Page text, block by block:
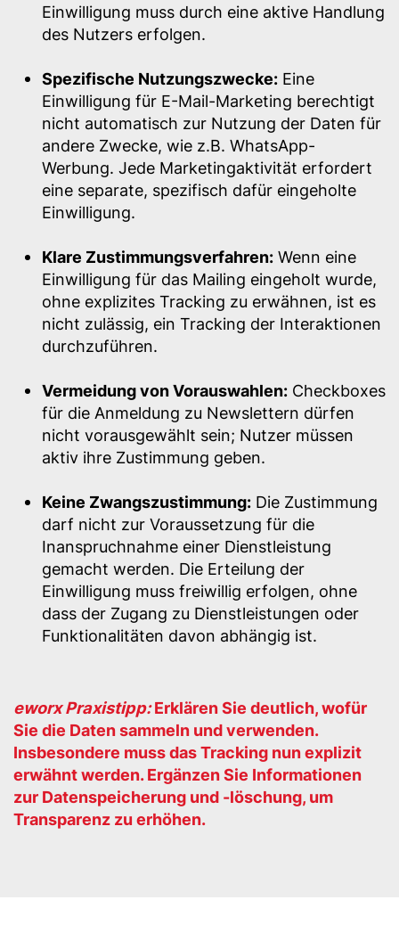
Einwilligung muss durch eine aktive Handlung
des Nutzers erfolgen.
Spezifische Nutzungszwecke: Eine
Einwilligung für E-Mail-Marketing berechtigt
nicht automatisch zur Nutzung der Daten für
andere Zwecke, wie z.B. WhatsApp-
Werbung. Jede Marketingaktivität erfordert
eine separate, spezifisch dafür eingeholte
Einwilligung.
Klare Zustimmungsverfahren: Wenn eine
Einwilligung für das Mailing eingeholt wurde,
ohne explizites Tracking zu erwähnen, ist es
nicht zulässig, ein Tracking der Interaktionen
durchzuführen.
Vermeidung von Vorauswahlen: Checkboxes
für die Anmeldung zu Newslettern dürfen
nicht vorausgewählt sein; Nutzer müssen
aktiv ihre Zustimmung geben.
Keine Zwangszustimmung: Die Zustimmung
darf nicht zur Voraussetzung für die
Inanspruchnahme einer Dienstleistung
gemacht werden. Die Erteilung der
Einwilligung muss freiwillig erfolgen, ohne
dass der Zugang zu Dienstleistungen oder
Funktionalitäten davon abhängig ist.
eworx Praxistipp:Erklären Sie deutlich, wofür
Sie die Daten sammeln und verwenden.
Insbesondere muss das Tracking nun explizit
erwähnt werden. Ergänzen Sie Informationen
zur Datenspeicherung und -löschung, um
Transparenz zu erhöhen.